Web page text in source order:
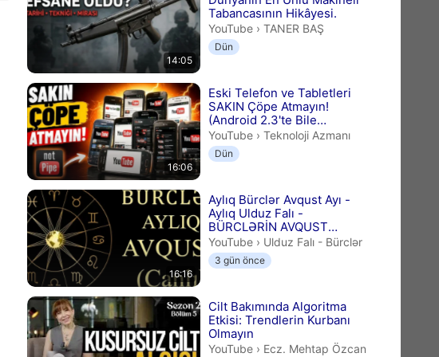
14:05
Tabancasının Hikâyesi.
YouTube › TANER BAŞ.
TANER BAŞ
Dün
16:06
Eski Telefon ve Tabletleri
SAKIN Çöpe Atmayın!
(Android 2.3'te Bile
YouTube İzleme Rehberi)
YouTube › Teknoloji Azmanı.
Teknoloji Azmanı
Dün
16:16
Aylıq Bürclər Avqust Ayı -
Aylıq Ulduz Falı -
BÜRCLƏRİN AVQUST
PROQNOZU
YouTube › Ulduz Falı - Bürclər.
Ulduz Falı - Bürclər
3 gün önce
Cilt Bakımında Algoritma
Etkisi: Trendlerin Kurbanı
Olmayın
YouTube › Ecz. Mehtap Özcan.
Ecz. Mehtap Özcan